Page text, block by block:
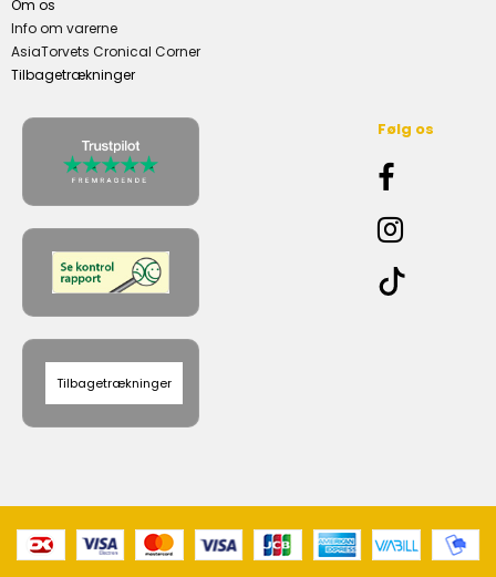
Om os
Info om varerne
AsiaTorvets Cronical Corner
Tilbagetrækninger
Tilbagetrækninger
Følg os